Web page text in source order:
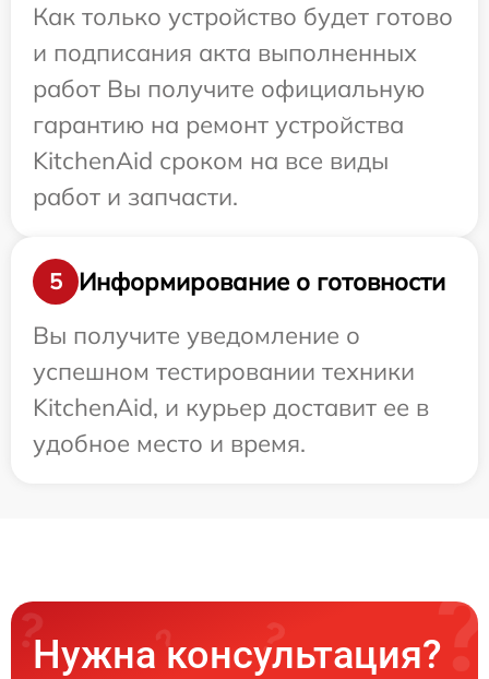
Как только устройство будет готово
и подписания акта выполненных
работ Вы получите официальную
гарантию на ремонт устройства
KitchenAid сроком на все виды
работ и запчасти.
5
Информирование о готовности
Вы получите уведомление о
успешном тестировании техники
KitchenAid, и курьер доставит ее в
удобное место и время.
Нужна консультация?